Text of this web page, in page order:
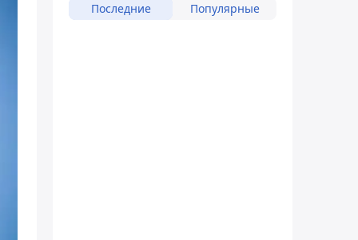
Последние Популярные